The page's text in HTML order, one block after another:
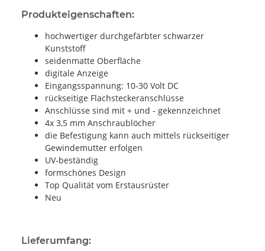
Produkteigenschaften:
hochwertiger durchgefärbter schwarzer
Kunststoff
seidenmatte Oberfläche
digitale Anzeige
Eingangsspannung: 10-30 Volt DC
rückseitige Flachsteckeranschlüsse
Anschlüsse sind mit + und - gekennzeichnet
4x 3,5 mm Anschraublöcher
die Befestigung kann auch mittels rückseitiger
Gewindemutter erfolgen
UV-beständig
formschönes Design
Top Qualität vom Erstausrüster
Neu
Lieferumfang: